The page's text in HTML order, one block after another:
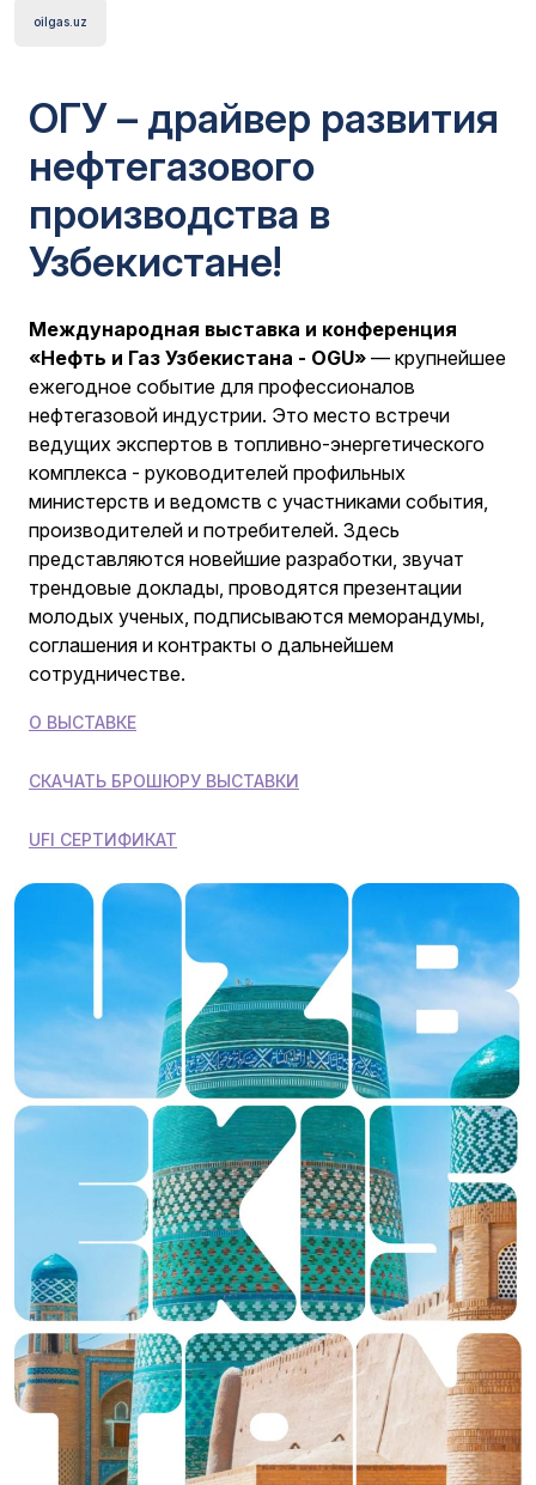
oilgas.uz
ОГУ – драйвер развития
нефтегазового
производства в
Узбекистане!
Международная выставка и конференция
«Нефть и Газ Узбекистана - OGU» — крупнейшее
ежегодное событие для профессионалов
нефтегазовой индустрии. Это место встречи
ведущих экспертов в топливно-энергетического
комплекса - руководителей профильных
министерств и ведомств с участниками события,
производителей и потребителей. Здесь
представляются новейшие разработки, звучат
трендовые доклады, проводятся презентации
молодых ученых, подписываются меморандумы,
соглашения и контракты о дальнейшем
сотрудничестве.
О ВЫСТАВКЕ
СКАЧАТЬ БРОШЮРУ ВЫСТАВКИ
UFI СЕРТИФИКАТ